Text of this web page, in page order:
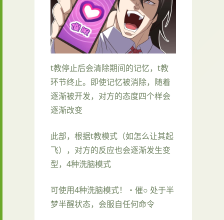
t教停止后会清除期间的记忆，t教
环节终止。即使记忆被消除，随着
逐渐被开发，对方的态度四个样会
逐渐改变
此部，根据t教模式（如怎么让其起
飞），对方的反应也会逐渐发生变
型，4种洗脑模式
可使用4种洗脑模式！・催○ 处于半
梦半醒状态，会服自任何命令